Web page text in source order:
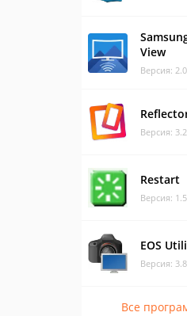
View
Версия:
Версия:
Restart
Версия:
EOS
Версия:
Все